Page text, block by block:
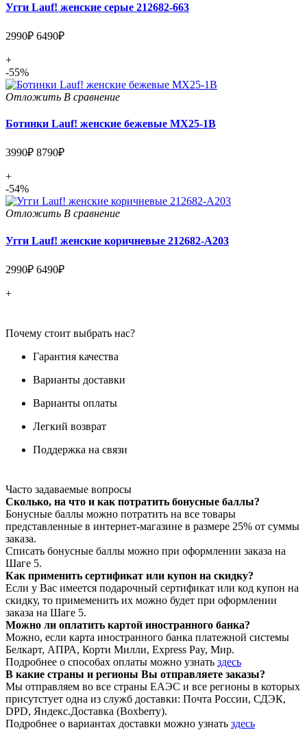
Угги Lauf! женские серые 212682-663
2990₽ 6490₽
+
-55%
Отложить В сравнение
Ботинки Lauf! женские бежевые MX25-1B
3990₽ 8790₽
+
-54%
Отложить В сравнение
Угги Lauf! женские коричневые 212682-A203
2990₽ 6490₽
+
Почему стоит выбрать нас?
Гарантия качества
Варианты доставки
Варианты оплаты
Легкий возврат
Поддержка на связи
Часто задаваемые вопросы
Сколько, на что и как потратить бонусные баллы?
Бонусные баллы можно потратить на все товары
представленные в интернет-магазине в размере 25% от суммы
заказа.
Списать бонусные баллы можно при оформлении заказа на
Шаге 5.
Как применить сертификат или купон на скидку?
Если у Вас имеется подарочный сертификат или код купон на
скидку, то примеменить их можно будет при оформлении
заказа на Шаге 5.
Можно ли оплатить картой иностранного банка?
Можно, если карта иностранного банка платежной системы
Белкарт, АПРА, Корти Милли, Express Pay, Мир.
Подробнее о способах оплаты можно узнать здесь
В какие страны и регионы Вы отправляете заказы?
Мы отправляем во все страны ЕАЭС и все регионы в которых
присутстует одна из служб доставки: Почта России, СДЭК,
DPD, Яндекс.Доставка (Boxberry).
Подробнее о вариантах доставки можно узнать здесь